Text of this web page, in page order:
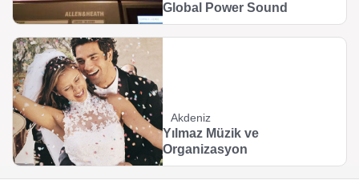
Global Power Sound
Akdeniz
Yılmaz Müzik ve
Organizasyon